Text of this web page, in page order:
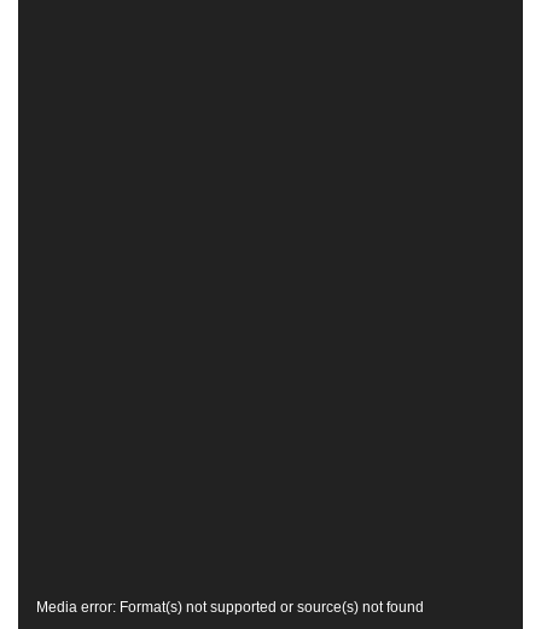
Reprodutor
Media error: Format(s) not supported or source(s) not found